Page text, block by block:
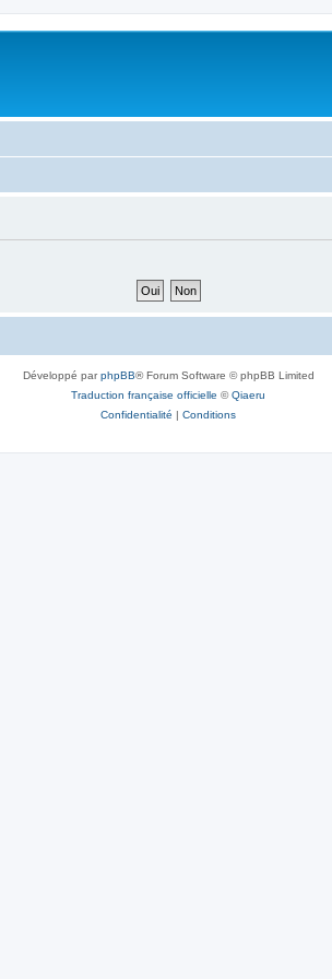
Développé parphpBB® Forum Software © phpBB Limited
Traduction française officielle ©Qiaeru
Confidentialité | Conditions